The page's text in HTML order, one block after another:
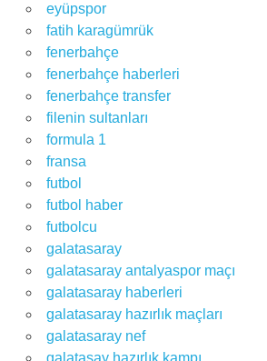
eyüpspor
fatih karagümrük
fenerbahçe
fenerbahçe haberleri
fenerbahçe transfer
filenin sultanları
formula 1
fransa
futbol
futbol haber
futbolcu
galatasaray
galatasaray antalyaspor maçı
galatasaray haberleri
galatasaray hazırlık maçları
galatasaray nef